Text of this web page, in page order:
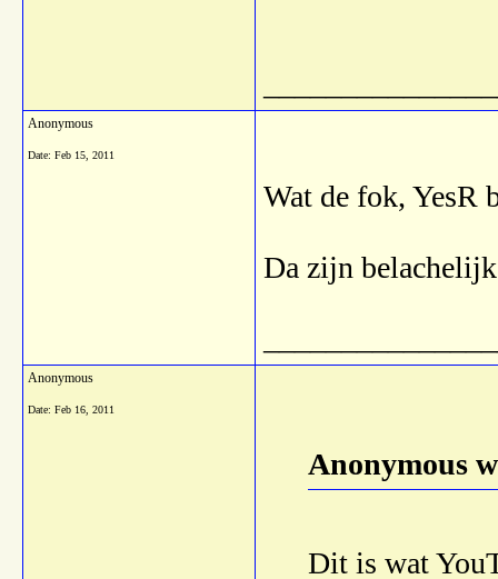
Anonymous
Date: Feb 15, 2011
Wat de fok, YesR
Da zijn
Anonymous
Date: Feb 16, 2011
Anonymous
Dit is wat